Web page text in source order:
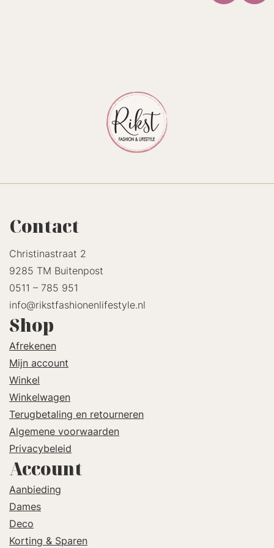
Contact
Christinastraat 2
9285 TM Buitenpost
0511 – 785 951
info@rikstfashionenlifestyle.nl
Shop
Afrekenen
Mijn account
Winkel
Winkelwagen
Terugbetaling en retourneren
Algemene voorwaarden
Privacybeleid
Account
Aanbieding
Dames
Deco
Korting & Sparen